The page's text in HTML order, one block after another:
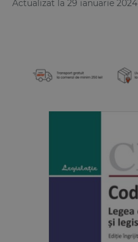
Actualizat la 29 ianuarie 2024